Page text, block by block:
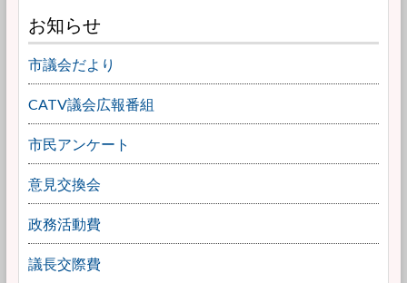
お知らせ
市議会だより
CATV議会広報番組
市民アンケート
意見交換会
政務活動費
議長交際費